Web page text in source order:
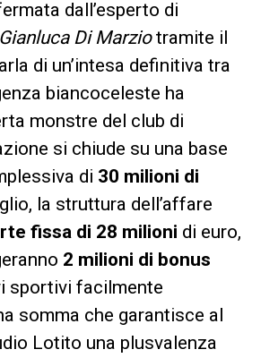
dall’esperto di
Gianluca Di Marziotramite il
di un’intesa definitiva tra
biancoceleste ha
monstre del club di
si chiude su una base
di 30 milioni di
la struttura dell’affare
fissa di 28 milioni di euro,
2 milioni di bonus
sportivi facilmente
somma che garantisce al
Lotito una plusvalenza